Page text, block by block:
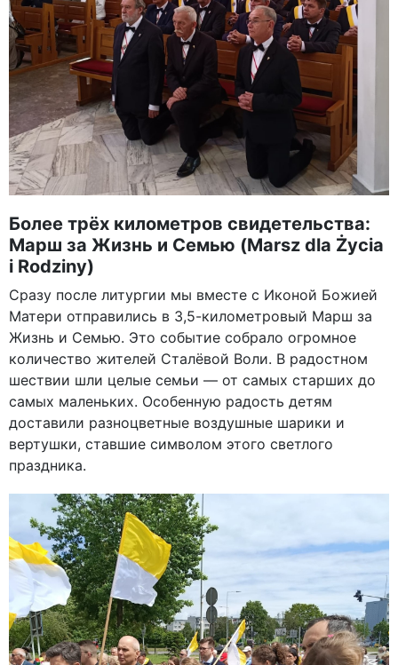
Более трёх километров свидетельства:
Марш за Жизнь и Семью (Marsz dla Życia
i Rodziny)
Сразу после литургии мы вместе с Иконой Божией
Матери отправились в 3,5-километровый Марш за
Жизнь и Семью. Это событие собрало огромное
количество жителей Сталёвой Воли. В радостном
шествии шли целые семьи — от самых старших до
самых маленьких. Особенную радость детям
доставили разноцветные воздушные шарики и
вертушки, ставшие символом этого светлого
праздника.